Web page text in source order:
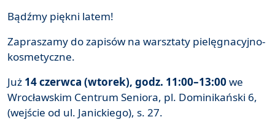
Bądźmy piękni latem!
Zapraszamy do zapisów na warsztaty pielęgnacyjno-
kosmetyczne.
Już 14 czerwca (wtorek), godz. 11:00–13:00we
Wrocławskim Centrum Seniora, pl. Dominikański 6,
(wejście od ul. Janickiego), s. 27.